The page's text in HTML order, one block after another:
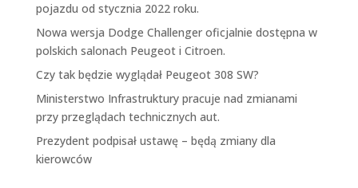
pojazdu od stycznia 2022 roku.
Nowa wersja Dodge Challenger oficjalnie dostępna w
polskich salonach Peugeot i Citroen.
Czy tak będzie wyglądał Peugeot 308 SW?
Ministerstwo Infrastruktury pracuje nad zmianami
przy przeglądach technicznych aut.
Prezydent podpisał ustawę – będą zmiany dla
kierowców